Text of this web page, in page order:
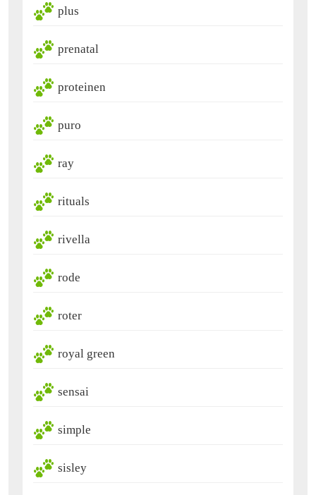
plus
prenatal
proteinen
puro
ray
rituals
rivella
rode
roter
royal green
sensai
simple
sisley